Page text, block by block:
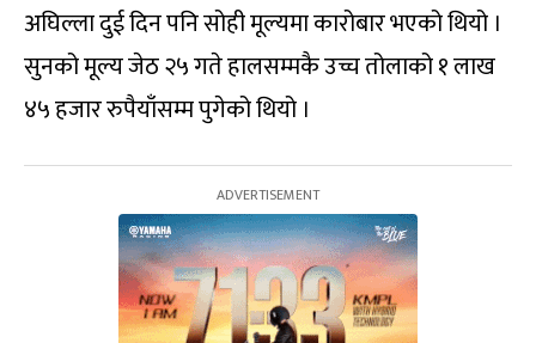
अघिल्ला दुई दिन पनि सोही मूल्यमा कारोबार भएको थियो ।
सुनको मूल्य जेठ २५ गते हालसम्मकै उच्च तोलाको १ लाख
४५ हजार रुपैयाँसम्म पुगेको थियो ।